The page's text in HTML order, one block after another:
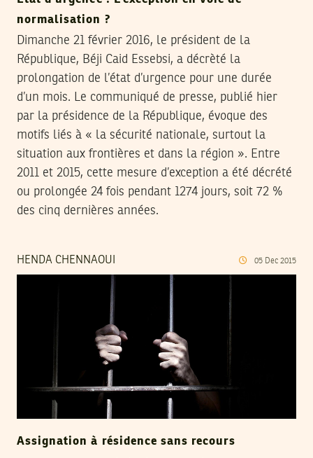
normalisation ?
Dimanche 21 février 2016, le président de la
République, Béji Caid Essebsi, a décrèté la
prolongation de l’état d’urgence pour une durée
d’un mois. Le communiqué de presse, publié hier
par la présidence de la République, évoque des
motifs liés à « la sécurité nationale, surtout la
situation aux frontières et dans la région ». Entre
2011 et 2015, cette mesure d’exception a été décrété
ou prolongée 24 fois pendant 1274 jours, soit 72 %
des cinq dernières années.
HENDA CHENNAOUI 05 Dec 2015
Assignation à résidence sans recours